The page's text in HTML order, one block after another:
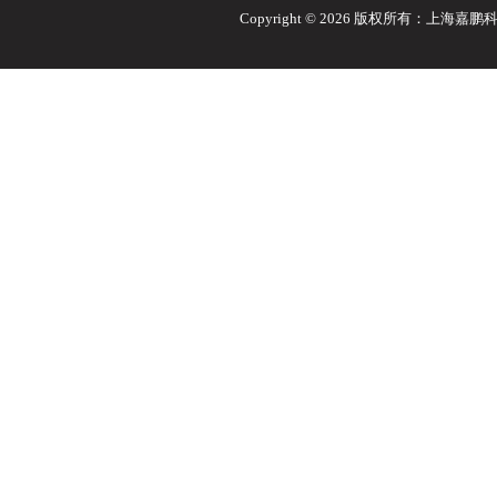
Copyright © 2026 版权所有：上海嘉鹏